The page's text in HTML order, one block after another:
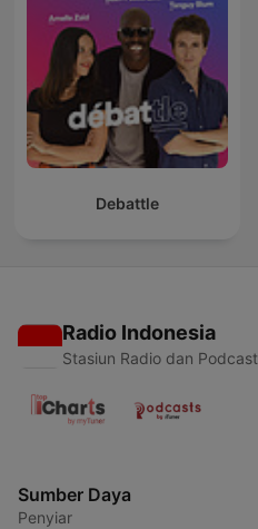
Debattle
Radio Indonesia
Stasiun Radio dan Podcast
Sumber Daya
Penyiar